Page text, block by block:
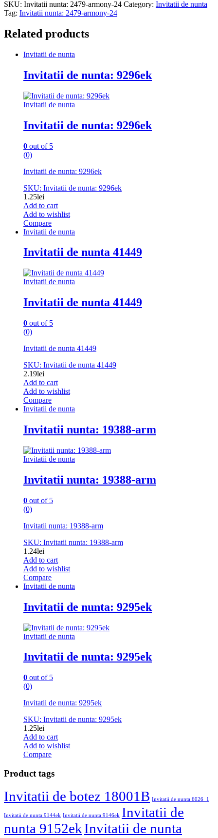
SKU: Invitatii nunta: 2479-armony-24 Category: Invitatii de nunta
Tag: Invitatii nunta: 2479-armony-24
Related products
Invitatii de nunta
Invitatii de nunta: 9296ek
Invitatii de nunta
Invitatii de nunta: 9296ek
0 out of 5
(0)
Invitatii de nunta: 9296ek
SKU: Invitatii de nunta: 9296ek
1.25lei
Add to cart
Add to wishlist
Compare
Invitatii de nunta
Invitatii de nunta 41449
Invitatii de nunta
Invitatii de nunta 41449
0 out of 5
(0)
Invitatii de nunta 41449
SKU: Invitatii de nunta 41449
2.19lei
Add to cart
Add to wishlist
Compare
Invitatii de nunta
Invitatii nunta: 19388-arm
Invitatii de nunta
Invitatii nunta: 19388-arm
0 out of 5
(0)
Invitatii nunta: 19388-arm
SKU: Invitatii nunta: 19388-arm
1.24lei
Add to cart
Add to wishlist
Compare
Invitatii de nunta
Invitatii de nunta: 9295ek
Invitatii de nunta
Invitatii de nunta: 9295ek
0 out of 5
(0)
Invitatii de nunta: 9295ek
SKU: Invitatii de nunta: 9295ek
1.25lei
Add to cart
Add to wishlist
Compare
Product tags
Invitatii de botez 18001B Invitatii de nunta 6026_1
Invitatii de nunta 9144ek Invitatii de nunta 9146ek Invitatii de
nunta 9152ekInvitatii de nunta